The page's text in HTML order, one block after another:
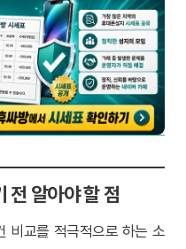
전 알아야 할 점
비교를 적극적으로 하는 소